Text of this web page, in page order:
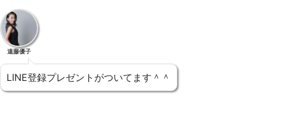
遠藤優子
LINE登録プレゼントがついてます＾＾